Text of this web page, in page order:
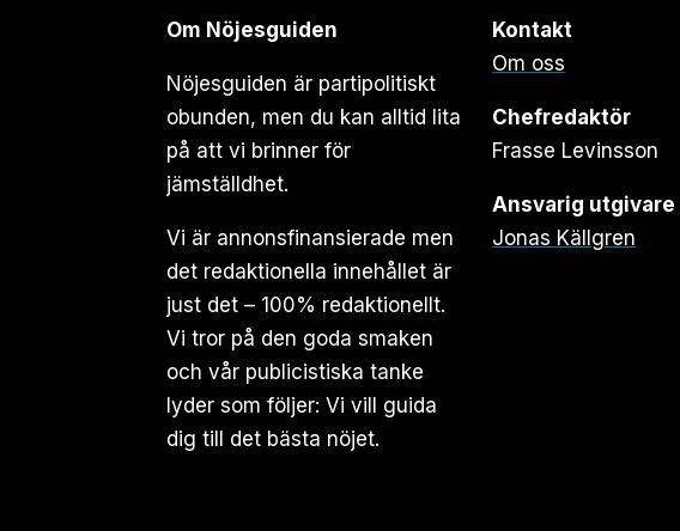
Om Nöjesguiden
Nöjesguiden är partipolitiskt
obunden, men du kan alltid lita
på att vi brinner för
jämställdhet.
Vi är annonsfinansierade men
det redaktionella innehållet är
just det – 100% redaktionellt.
Vi tror på den goda smaken
och vår publicistiska tanke
lyder som följer: Vi vill guida
dig till det bästa nöjet.
Kontakt
Om oss
Chefredaktör
Frasse Levinsson
Ansvarig utgivare
Jonas Källgren